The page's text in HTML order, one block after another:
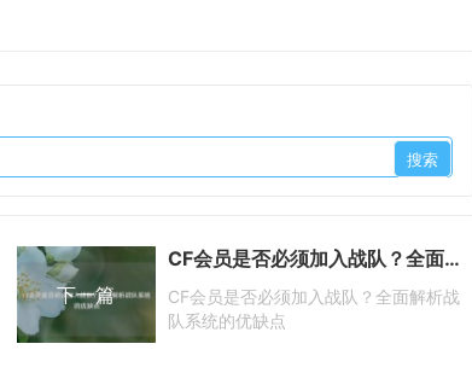
下一篇
CF会员是否必须加入战队？全面解析战队系统的优缺点
CF会员是否必须加入战队？全面解析战
队系统的优缺点